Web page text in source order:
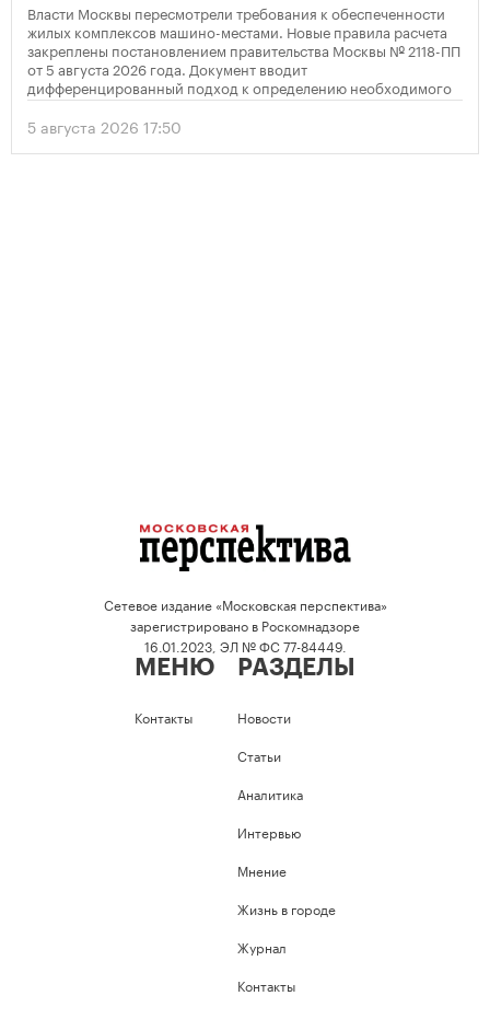
Власти Москвы пересмотрели требования к обеспеченности
жилых комплексов машино-местами. Новые правила расчета
закреплены постановлением правительства Москвы № 2118-ПП
от 5 августа 2026 года. Документ вводит
дифференцированный подход к определению необходимого
количества парковок в зависимости от площади квартир и
устанавливает переходный период для уже согласованных
проектов.
5 августа 2026 17:50
Сетевое издание «Московская перспектива»
зарегистрировано в Роскомнадзоре
16.01.2023, ЭЛ № ФС 77-84449.
МЕНЮ
Контакты
РАЗДЕЛЫ
Новости
Статьи
Аналитика
Интервью
Мнение
Жизнь в городе
Журнал
Контакты